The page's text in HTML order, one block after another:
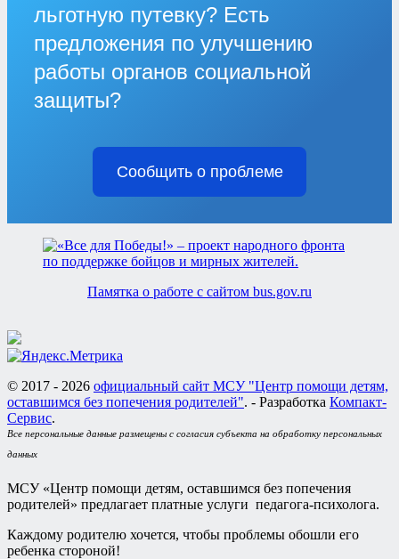
льготную путевку? Есть
предложения по улучшению
работы органов социальной
защиты?
Сообщить о проблеме
Памятка о работе с сайтом bus.gov.ru
© 2017 - 2026 официальный сайт МСУ "Центр помощи детям,
оставшимся без попечения родителей". - Разработка Компакт-
Сервис.
Все персональные данные размещены с согласия субъекта на обработку персональных
данных
МСУ «Центр помощи детям, оставшимся без попечения
родителей» предлагает платные услуги педагога-психолога.
Каждому родителю хочется, чтобы проблемы обошли его
ребенка стороной!